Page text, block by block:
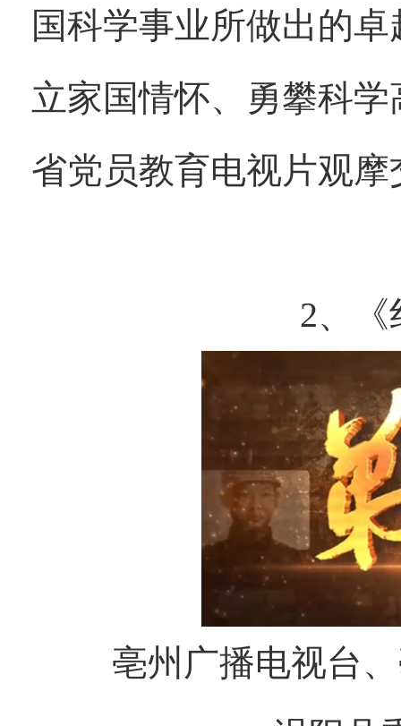
国科学事业所做出的
立家国情怀、勇攀科
省党员教育电视片观
2、《
亳州广播电视台、